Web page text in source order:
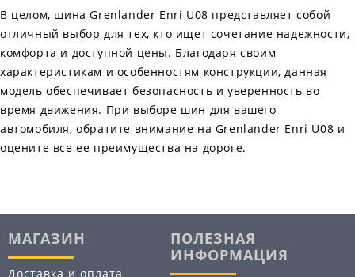
В целом, шина Grenlander Enri U08 представляет собой
отличный выбор для тех, кто ищет сочетание надежности,
комфорта и доступной цены. Благодаря своим
характеристикам и особенностям конструкции, данная
модель обеспечивает безопасность и уверенность во
время движения. При выборе шин для вашего
автомобиля, обратите внимание на Grenlander Enri U08 и
оцените все ее преимущества на дороге.
МАГАЗИН
Доставка и оплата
ПОЛЕЗНАЯ
ИНФОРМАЦИЯ